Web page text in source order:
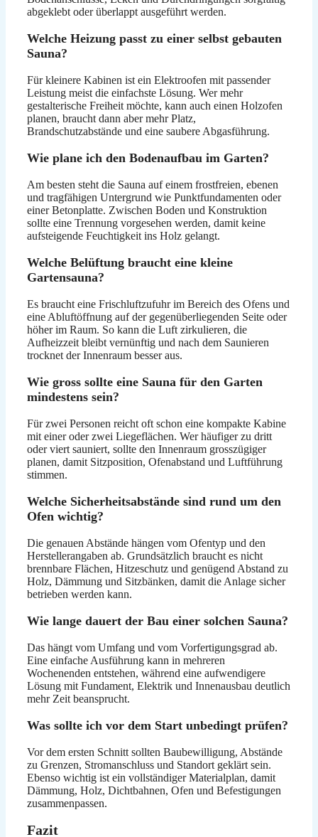
abgeklebt oder überlappt ausgeführt werden.
Welche Heizung passt zu einer selbst gebauten
Sauna?
Für kleinere Kabinen ist ein Elektroofen mit passender
Leistung meist die einfachste Lösung. Wer mehr
gestalterische Freiheit möchte, kann auch einen Holzofen
planen, braucht dann aber mehr Platz,
Brandschutzabstände und eine saubere Abgasführung.
Wie plane ich den Bodenaufbau im Garten?
Am besten steht die Sauna auf einem frostfreien, ebenen
und tragfähigen Untergrund wie Punktfundamenten oder
einer Betonplatte. Zwischen Boden und Konstruktion
sollte eine Trennung vorgesehen werden, damit keine
aufsteigende Feuchtigkeit ins Holz gelangt.
Welche Belüftung braucht eine kleine
Gartensauna?
Es braucht eine Frischluftzufuhr im Bereich des Ofens und
eine Abluftöffnung auf der gegenüberliegenden Seite oder
höher im Raum. So kann die Luft zirkulieren, die
Aufheizzeit bleibt vernünftig und nach dem Saunieren
trocknet der Innenraum besser aus.
Wie gross sollte eine Sauna für den Garten
mindestens sein?
Für zwei Personen reicht oft schon eine kompakte Kabine
mit einer oder zwei Liegeflächen. Wer häufiger zu dritt
oder viert sauniert, sollte den Innenraum grosszügiger
planen, damit Sitzposition, Ofenabstand und Luftführung
stimmen.
Welche Sicherheitsabstände sind rund um den
Ofen wichtig?
Die genauen Abstände hängen vom Ofentyp und den
Herstellerangaben ab. Grundsätzlich braucht es nicht
brennbare Flächen, Hitzeschutz und genügend Abstand zu
Holz, Dämmung und Sitzbänken, damit die Anlage sicher
betrieben werden kann.
Wie lange dauert der Bau einer solchen Sauna?
Das hängt vom Umfang und vom Vorfertigungsgrad ab.
Eine einfache Ausführung kann in mehreren
Wochenenden entstehen, während eine aufwendigere
Lösung mit Fundament, Elektrik und Innenausbau deutlich
mehr Zeit beansprucht.
Was sollte ich vor dem Start unbedingt prüfen?
Vor dem ersten Schnitt sollten Baubewilligung, Abstände
zu Grenzen, Stromanschluss und Standort geklärt sein.
Ebenso wichtig ist ein vollständiger Materialplan, damit
Dämmung, Holz, Dichtbahnen, Ofen und Befestigungen
zusammenpassen.
Fazit